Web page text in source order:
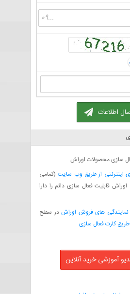
اطلاعات
سازی محصولات اوراش
اینترنتی از طریق وب سایت (تمامی
قابلیت فعال سازی دائم را دارا
نمایندگی های فروش اوراش در سطح
کارت فعال سازی
آموزشی خرید آنلاین